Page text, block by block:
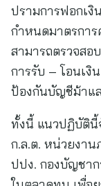
ปรามการฟอกเงิ
กำหนดมาตรการ
สามารถตรวจสอ
การรับ – โอนเงิ
ป้องกันบัญชีม้าแ
ทั้งนี้ แนวปฏิบัตินี้
ก.ล.ต. หน่วยงาน
ปปง. กองบัญชาก